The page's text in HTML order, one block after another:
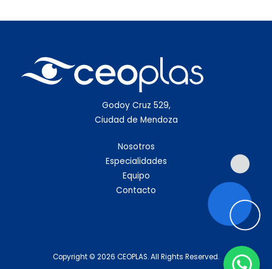
Godoy Cruz 529,
Ciudad de Mendoza
Nosotros
Especialidades
Equipo
Contacto
Copyright © 2026 CEOPLAS. All Rights Reserved.